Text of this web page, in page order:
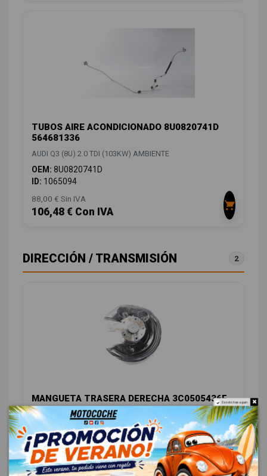
TUBOS AIRE ACONDICIONADO 8U0820741D
564681336
AUDI Q3 (8U) 2.0 TDI (103KW) AMBIENTE
OEM: 8U0820741D
ID: 1065094
88,00 € Sin IVA
106,48 € Con IVA
DIRECCIÓN / TRANSMISIÓN 2
MANGUETA TRASERA DERECHA 3C0505436F
AUDI Q3 (8U) 2.0 TDI (103KW) AMBIENTE
OEM:3C0505436F
ID:780662
15,70 € Sin IVA
19,00 € Con IVA
Do not show again.